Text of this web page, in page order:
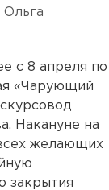
Ольга
с 8 апреля по
«Чарующий
Накануне на
желающих
закрытия